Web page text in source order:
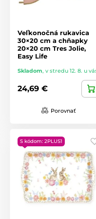
Veľkonočná rukavica
30×20 cm a chňapky
20×20 cm Tres Jolie,
Easy Life
Skladom, v stredu 12. 8. u
24,69 €
Porovnať
S kódom: 2PLUS1